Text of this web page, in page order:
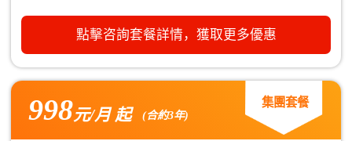
點擊咨詢套餐詳情，獲取更多優惠
998元/月 起 (合約3年)
集團套餐